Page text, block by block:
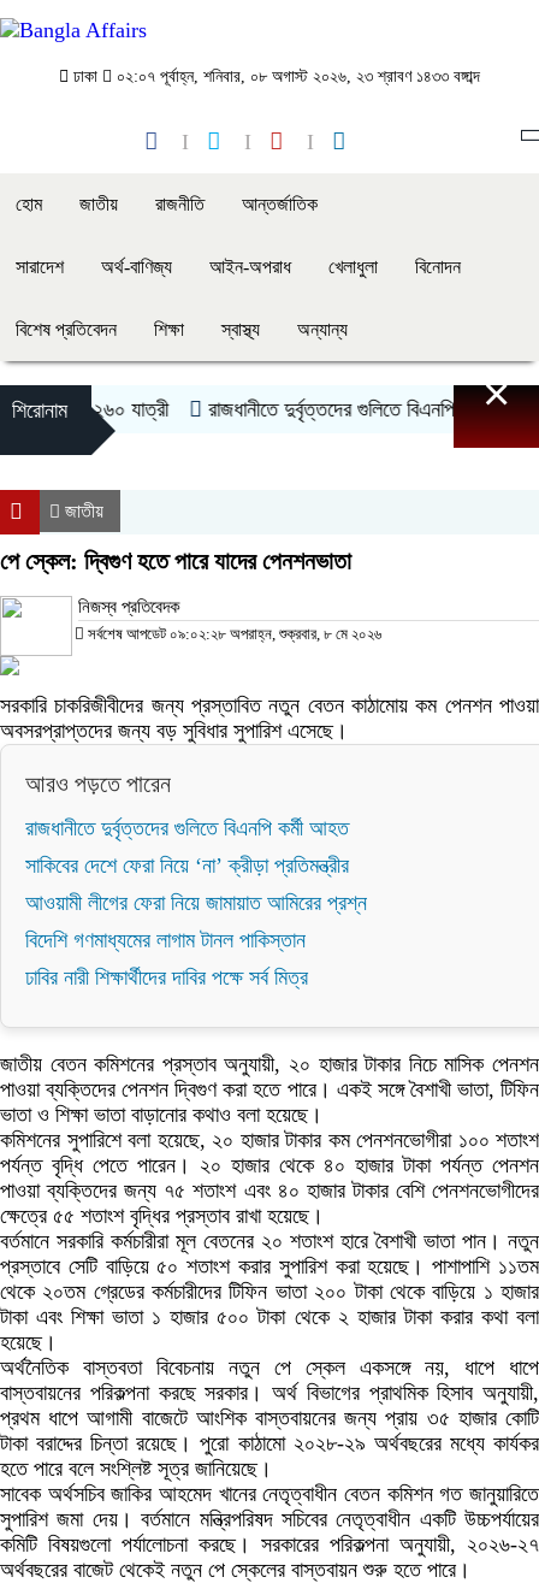
ঢাকা ০২:০৭ পূর্বাহ্ন, শনিবার, ০৮ অগাস্ট ২০২৬, ২৩ শ্রাবণ ১৪৩৩ বঙ্গাব্দ
হোম জাতীয় রাজনীতি আন্তর্জাতিক
সারাদেশ অর্থ-বাণিজ্য আইন-অপরাধ খেলাধুলা বিনোদন
বিশেষ প্রতিবেদন শিক্ষা স্বাস্থ্য অন্যান্য
শিরোনাম
বিমানের ২৬০ যাত্রী রাজধানীতে দুর্বৃত্তদের গুলিতে বিএনপি কর্মী আহত
×
জাতীয়
পে স্কেল: দ্বিগুণ হতে পারে যাদের পেনশনভাতা
নিজস্ব প্রতিবেদক
সর্বশেষ আপডেট ০৯:০২:২৮ অপরাহ্ন, শুক্রবার, ৮ মে ২০২৬
সরকারি চাকরিজীবীদের জন্য প্রস্তাবিত নতুন বেতন কাঠামোয় কম পেনশন পাওয়া
অবসরপ্রাপ্তদের জন্য বড় সুবিধার সুপারিশ এসেছে।
আরও পড়তে পারেন
রাজধানীতে দুর্বৃত্তদের গুলিতে বিএনপি কর্মী আহত
সাকিবের দেশে ফেরা নিয়ে ‘না’ ক্রীড়া প্রতিমন্ত্রীর
আওয়ামী লীগের ফেরা নিয়ে জামায়াত আমিরের প্রশ্ন
বিদেশি গণমাধ্যমের লাগাম টানল পাকিস্তান
ঢাবির নারী শিক্ষার্থীদের দাবির পক্ষে সর্ব মিত্র
জাতীয় বেতন কমিশনের প্রস্তাব অনুযায়ী, ২০ হাজার টাকার নিচে মাসিক পেনশন
পাওয়া ব্যক্তিদের পেনশন দ্বিগুণ করা হতে পারে। একই সঙ্গে বৈশাখী ভাতা, টিফিন
ভাতা ও শিক্ষা ভাতা বাড়ানোর কথাও বলা হয়েছে।
কমিশনের সুপারিশে বলা হয়েছে, ২০ হাজার টাকার কম পেনশনভোগীরা ১০০ শতাংশ
পর্যন্ত বৃদ্ধি পেতে পারেন। ২০ হাজার থেকে ৪০ হাজার টাকা পর্যন্ত পেনশন
পাওয়া ব্যক্তিদের জন্য ৭৫ শতাংশ এবং ৪০ হাজার টাকার বেশি পেনশনভোগীদের
ক্ষেত্রে ৫৫ শতাংশ বৃদ্ধির প্রস্তাব রাখা হয়েছে।
বর্তমানে সরকারি কর্মচারীরা মূল বেতনের ২০ শতাংশ হারে বৈশাখী ভাতা পান। নতুন
প্রস্তাবে সেটি বাড়িয়ে ৫০ শতাংশ করার সুপারিশ করা হয়েছে। পাশাপাশি ১১তম
থেকে ২০তম গ্রেডের কর্মচারীদের টিফিন ভাতা ২০০ টাকা থেকে বাড়িয়ে ১ হাজার
টাকা এবং শিক্ষা ভাতা ১ হাজার ৫০০ টাকা থেকে ২ হাজার টাকা করার কথা বলা
হয়েছে।
অর্থনৈতিক বাস্তবতা বিবেচনায় নতুন পে স্কেল একসঙ্গে নয়, ধাপে ধাপে
বাস্তবায়নের পরিকল্পনা করছে সরকার। অর্থ বিভাগের প্রাথমিক হিসাব অনুযায়ী,
প্রথম ধাপে আগামী বাজেটে আংশিক বাস্তবায়নের জন্য প্রায় ৩৫ হাজার কোটি
টাকা বরাদ্দের চিন্তা রয়েছে। পুরো কাঠামো ২০২৮-২৯ অর্থবছরের মধ্যে কার্যকর
হতে পারে বলে সংশ্লিষ্ট সূত্র জানিয়েছে।
সাবেক অর্থসচিব জাকির আহমেদ খানের নেতৃত্বাধীন বেতন কমিশন গত জানুয়ারিতে
সুপারিশ জমা দেয়। বর্তমানে মন্ত্রিপরিষদ সচিবের নেতৃত্বাধীন একটি উচ্চপর্যায়ের
কমিটি বিষয়গুলো পর্যালোচনা করছে। সরকারের পরিকল্পনা অনুযায়ী, ২০২৬-২৭
অর্থবছরের বাজেট থেকেই নতুন পে স্কেলের বাস্তবায়ন শুরু হতে পারে।